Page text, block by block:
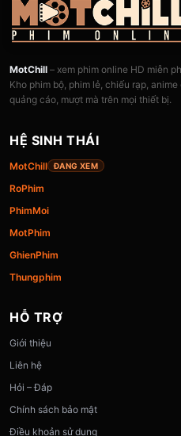
MotChill – xem phim online HD miễn
Kho phim bộ, phim lẻ, chiếu rạp,
quảng cáo, mượt mà trên mọi thiết bị.
HỆ SINH THÁI
MotChill ĐANG XEM
RoPhim
PhimMoi
MotPhim
GhienPhim
Thungphim
HỖ TRỢ
Giới thiệu
Liên hệ
Hỏi – Đáp
Chính sách bảo mật
Điều khoản sử dụng